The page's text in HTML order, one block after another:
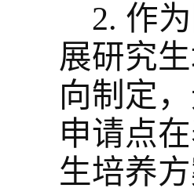
2. 作
展研究
向制定
申请点
生培养方